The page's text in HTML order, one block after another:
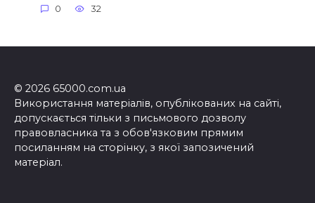
0 32
© 2026 65000.com.ua
Використання матеріалів, опублікованих на сайті,
допускається тільки з письмового дозволу
правовласника та з обов'язковим прямим
посиланням на сторінку, з якої запозичений
матеріал.